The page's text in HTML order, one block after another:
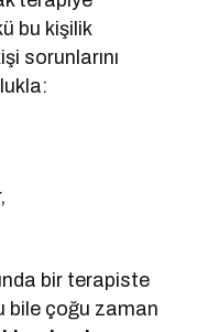
bu kişilik
sorunlarını
bir terapiste
bile çoğu zaman